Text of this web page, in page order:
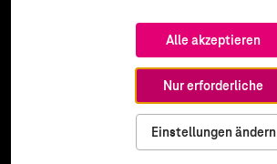
Alle akzeptieren
Nur erforderliche
Einstellungen ändern